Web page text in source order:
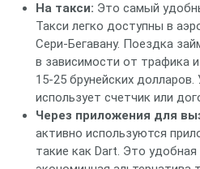
На такси: Это самый
Такси легко доступны в
Сери-Бегавану. Поездка
в зависимости от трафика
15-25 брунейских
использует счетчик или
Через приложения для
активно используются
такие как Dart. Это